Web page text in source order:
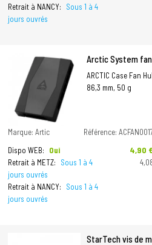
Retrait à NANCY:
Sous 1 à 4
jours ouvrés
Arctic System
ARCTIC Case Fan
86,3 mm, 50 g
Marque: Artic Référence:
Dispo WEB:
Oui
Retrait à METZ:
Sous 1 à 4
jours ouvrés
Retrait à NANCY:
Sous 1 à 4
jours ouvrés
Prix
4,90
StarTech vis de